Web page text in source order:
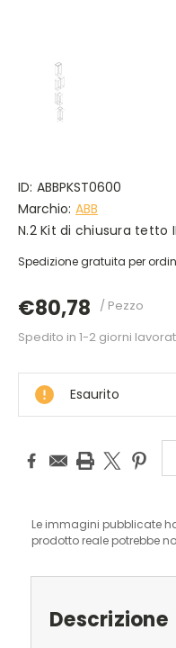
ID: ABBPKST0600
Marchio: ABB
N.2 Kit di chiusura tetto
Spedizione gratuita per
€80,78 / Pezzo
DISPONIBILE
Spedito in 1-2 giorni
Esaurito
Le immagini pubblicate
prodotto reale potrebbe
Descrizione